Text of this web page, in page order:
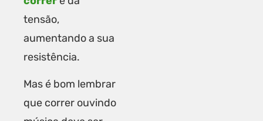
tensão,
aumentando a sua
resistência.
Mas é bom lembrar
que correr ouvindo